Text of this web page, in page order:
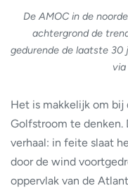
De AMOC in de
achtergrond de
gedurende de laatste 30
via
Het is makkelijk om
Golfstroom te denken.
verhaal: in feite slaat
door de wind
oppervlak van de